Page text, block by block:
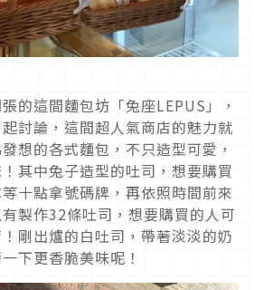
的這間麵包坊「兔座LEPUS」，
討論，這間超人氣商店的魅力就
想的各式麵包，不只造型可愛，
其中兔子造型的吐司，想要購買
十點拿號碼牌，再依照時間前來
製作32條吐司，想要購買的人可
剛出爐的白吐司，帶著淡淡的奶
下更香脆美味呢！